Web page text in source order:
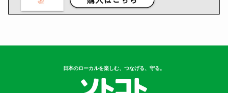
日本のローカルを楽しむ、つなげる、守る。